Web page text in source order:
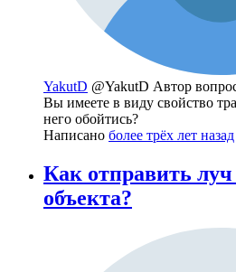
YakutD @YakutD Автор
Вы имеете в виду свойство
него обойтись?
Написано более трёх лет назад
Как отправить
объекта?